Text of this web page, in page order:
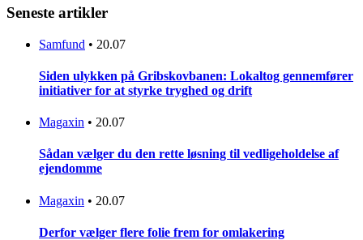
Seneste artikler
Samfund • 20.07
Siden ulykken på Gribskovbanen: Lokaltog gennemfører
initiativer for at styrke tryghed og drift
Magaxin • 20.07
Sådan vælger du den rette løsning til vedligeholdelse af
ejendomme
Magaxin • 20.07
Derfor vælger flere folie frem for omlakering